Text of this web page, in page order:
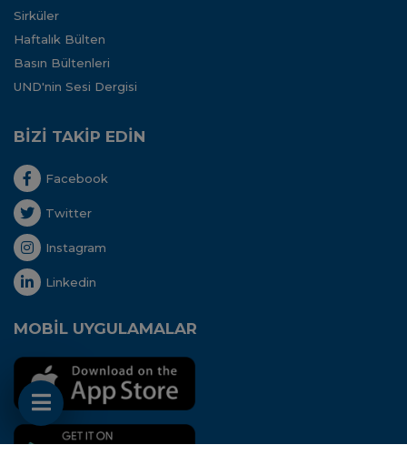
Sirküler
Haftalık Bülten
Basın Bültenleri
UND'nin Sesi Dergisi
BİZİ TAKİP EDİN
Facebook
Twitter
Instagram
Linkedin
MOBİL UYGULAMALAR